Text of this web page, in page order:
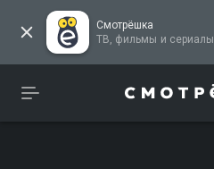
Смотрёшка
ТВ, фильмы и сериалы